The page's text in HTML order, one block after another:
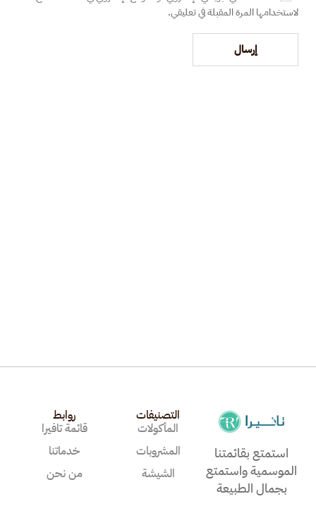
لاستخدامها المرة المقبلة في تعليقي.
التصنيفات
المأكولات
المشروبات
الشيشة
استمتع بقائمتنا
الموسمية واستمتع
بجمال الطبيعة
روابط
قائمة تافيرا
خدماتنا
من نحن